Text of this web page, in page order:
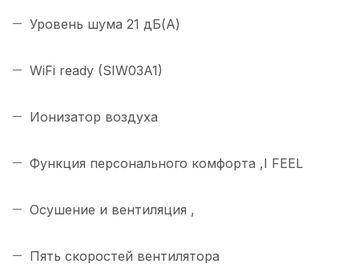
Уровень шума 21 дБ(А)
WiFi ready (SIW03A1)
Ионизатор воздуха
Функция персонального комфорта ,I FEEL
Осушение и вентиляция ,
Пять скоростей вентилятора